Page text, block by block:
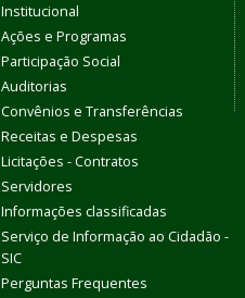
Institucional
Ações e Programas
Participação Social
Auditorias
Convênios e Transferências
Receitas e Despesas
Licitações - Contratos
Servidores
Informações classificadas
Serviço de Informação ao Cidadão -
SIC
Perguntas Frequentes